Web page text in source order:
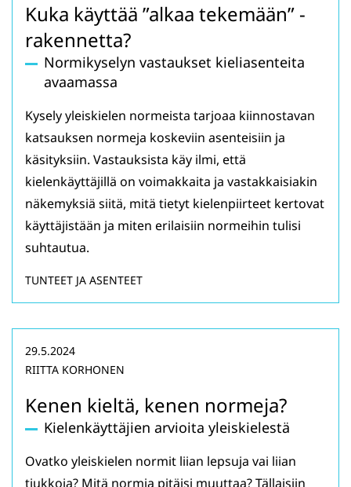
Kuka käyttää ”alkaa tekemään” -
rakennetta?
Normikyselyn vastaukset kieliasenteita
avaamassa
Kysely yleiskielen normeista tarjoaa kiinnostavan
katsauksen normeja koskeviin asenteisiin ja
käsityksiin. Vastauksista käy ilmi, että
kielenkäyttäjillä on voimakkaita ja vastakkaisiakin
näkemyksiä siitä, mitä tietyt kielenpiirteet kertovat
käyttäjistään ja miten erilaisiin normeihin tulisi
suhtautua.
TUNTEET JA ASENTEET
Kenen kieltä, kenen normeja?
Kielenkäyttäjien arvioita yleiskielestä
29.5.2024
RIITTA KORHONEN
Ovatko yleiskielen normit liian lepsuja vai liian
tiukkoja? Mitä normia pitäisi muuttaa? Tällaisiin